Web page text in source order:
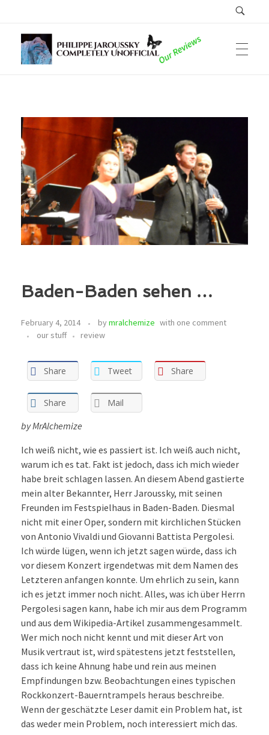
Baden-Baden sehen …
February 4, 2014 bymralchemize with one comment
our stuff
review
Share Tweet Share
Share Mail
by MrAlchemize
Ich weiß nicht, wie es passiert ist. Ich weiß auch nicht,
warum ich es tat. Fakt ist jedoch, dass ich mich wieder
habe breit schlagen lassen. An diesem Abend gastierte
mein alter Bekannter, Herr Jaroussky, mit seinen
Freunden im Festspielhaus in Baden-Baden. Diesmal
nicht mit einer Oper, sondern mit kirchlichen Stücken
von Antonio Vivaldi und Giovanni Battista Pergolesi.
Ich würde lügen, wenn ich jetzt sagen würde, dass ich
vor diesem Konzert irgendetwas mit dem Namen des
Letzteren anfangen konnte. Um ehrlich zu sein, kann
ich es jetzt immer noch nicht. Alles, was ich über Herrn
Pergolesi sagen kann, habe ich mir aus dem Programm
und aus dem Wikipedia-Artikel zusammengesammelt.
Wer mich noch nicht kennt und mit dieser Art von
Musik vertraut ist, wird spätestens jetzt feststellen,
dass ich keine Ahnung habe und rein aus meinen
Empfindungen bzw. Beobachtungen eines typischen
Rockkonzert-Bauerntrampels heraus beschreibe.
Wenn der geschätzte Leser damit ein Problem hat, ist
das weder mein Problem, noch interessiert mich das.